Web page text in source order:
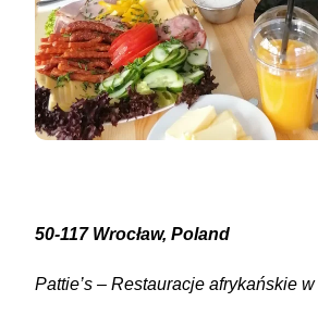
50-117 Wrocław, Poland
Pattie’s – Restauracje afrykańskie